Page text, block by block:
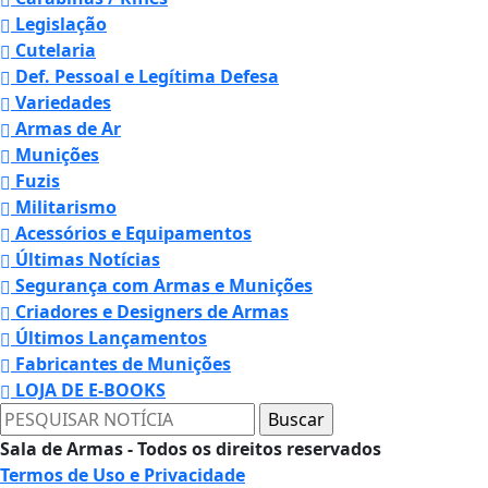
Legislação
Cutelaria
Def. Pessoal e Legítima Defesa
Variedades
Armas de Ar
Munições
Fuzis
Militarismo
Acessórios e Equipamentos
Últimas Notícias
Segurança com Armas e Munições
Criadores e Designers de Armas
Últimos Lançamentos
Fabricantes de Munições
LOJA DE E-BOOKS
Sala de Armas - Todos os direitos reservados
Termos de Uso e Privacidade